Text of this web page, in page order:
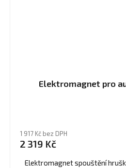
Elektromagnet pro
1 917 Kč bez DPH
2 319 Kč
Elektromagnet spouštění